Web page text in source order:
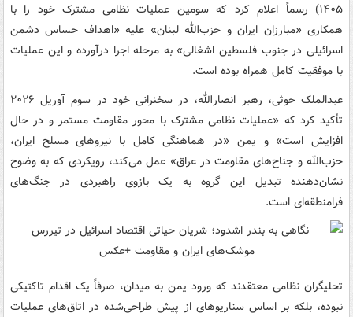
۱۴۰۵) رسماً اعلام کرد که سومین عملیات نظامی مشترک خود را با
همکاری «مبارزان ایران و حزب‌الله لبنان» علیه «اهداف حساس دشمن
اسرائیلی در جنوب فلسطین اشغالی» به مرحله اجرا درآورده و این عملیات
با موفقیت کامل همراه بوده است.
عبدالملک حوثی، رهبر انصارالله، در سخنرانی خود در سوم آوریل ۲۰۲۶
تأکید کرد که «عملیات نظامی مشترک با محور مقاومت مستمر و در حال
افزایش است» و یمن «در هماهنگی کامل با نیروهای مسلح ایران،
حزب‌الله و جناح‌های مقاومت در عراق» عمل می‌کند، رویکردی که به وضوح
نشان‌دهنده تبدیل این گروه به یک بازوی راهبردی در جنگ‌های
فرامنطقه‌ای است.
تحلیگران نظامی معتقدند که ورود یمن به میدان، صرفاً یک اقدام تاکتیکی
نبوده، بلکه بر اساس سناریوهای از پیش طراحی‌شده در اتاق‌های عملیات